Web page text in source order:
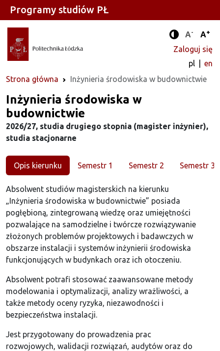
Tryb
A- A+
Zaloguj się
pl
en
Strona główna
Inżynieria środowiska w budownictwie
Programy studiów PŁ
Kierunek
Inżynieria środowiska w
budownictwie
2026/27, studia drugiego stopnia (magister inżynier),
studia stacjonarne
Opis kierunku Semestr 1 Semestr 2 Semestr 3
Absolwent studiów magisterskich na kierunku
„Inżynieria środowiska w budownictwie” posiada
pogłębioną, zintegrowaną wiedzę oraz umiejętności
pozwalające na samodzielne i twórcze rozwiązywanie
złożonych problemów projektowych i badawczych w
obszarze instalacji i systemów inżynierii środowiska
funkcjonujących w budynkach oraz ich otoczeniu.
Absolwent potrafi stosować zaawansowane metody
modelowania i optymalizacji, analizy wrażliwości, a
także metody oceny ryzyka, niezawodności i
bezpieczeństwa instalacji.
Jest przygotowany do prowadzenia prac
rozwojowych, walidacji rozwiązań, audytów oraz do